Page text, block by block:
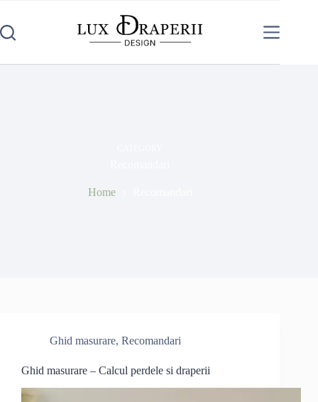
Home
Ghid masurare, Recomandari
Ghid masurare – Calcul perdele si draperii